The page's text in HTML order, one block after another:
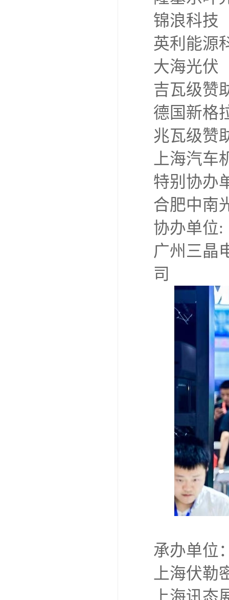
锦浪科技
英利能源
大海光伏
吉瓦级赞
德国新格
兆瓦级赞
上海汽车
特别协办
合肥中南
协办单位:
广州三晶
司
承办单位
上海伏勒